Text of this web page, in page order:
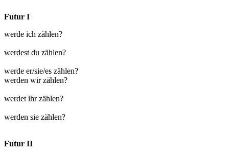
Futur I
werde ich zählen?
werdest du zählen?
werde er/sie/es zählen?
werden wir zählen?
werdet ihr zählen?
werden sie zählen?
Futur II